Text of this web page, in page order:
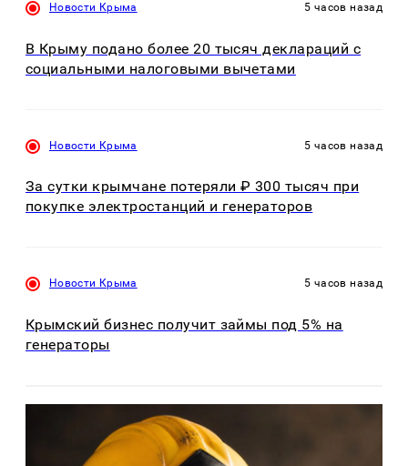
Новости Крыма 5 часов назад
В Крыму подано более 20 тысяч деклараций с
социальными налоговыми вычетами
Новости Крыма 5 часов назад
За сутки крымчане потеряли ₽ 300 тысяч при
покупке электростанций и генераторов
Новости Крыма 5 часов назад
Крымский бизнес получит займы под 5% на
генераторы